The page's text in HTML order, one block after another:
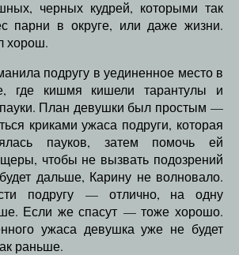
черных кудрей, которыми так
парни в округе, или даже жизни.
хорош.
подругу в уединенное место в
где кишмя кишели тарантулы и
План девушки был простым —
криками ужаса подруги, которая
пауков, затем помочь ей
чтобы не вызвать подозрений
дальше, Карину не волновало.
подругу — отлично, на одну
Если же спасут — тоже хорошо.
ужаса девушка уже не будет
раньше.